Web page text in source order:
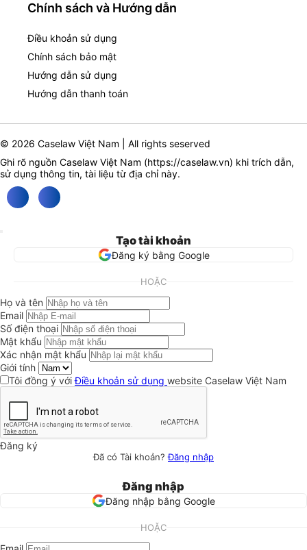
Chính sách và Hướng dẫn
Điều khoản sử dụng
Chính sách bảo mật
Hướng dẫn sử dụng
Hướng dẫn thanh toán
© 2026 Caselaw Việt Nam | All rights seserved
Ghi rõ nguồn Caselaw Việt Nam (https://caselaw.vn) khi trích dẫn,
sử dụng thông tin, tài liệu từ địa chỉ này.
Tạo tài khoản
Đăng ký bằng Google
HOẶC
Họ và tên
Email
Số điện thoại
Mật khẩu
Xác nhận mật khẩu
Giới tính
Tôi đồng ý vớiĐiều khoản sử dụng website Caselaw Việt Nam
Đăng ký
Đã có Tài khoản?Đăng nhập
Đăng nhập
Đăng nhập bằng Google
HOẶC